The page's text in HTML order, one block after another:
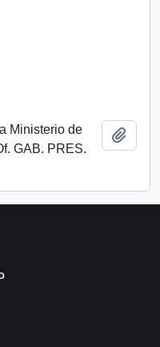
Ministerio de
GAB. PRES.